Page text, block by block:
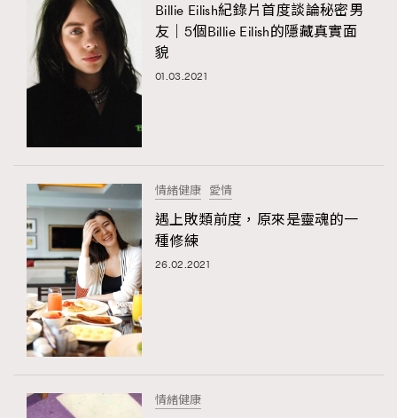
Billie Eilish紀錄片首度談論秘密男
友｜5個Billie Eilish的隱藏真實面
貌
01.03.2021
情緒健康 愛情
遇上敗類前度，原來是靈魂的一
種修練
26.02.2021
情緒健康